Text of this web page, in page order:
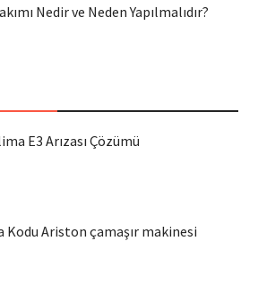
Nedir ve Neden Yapılmalıdır?
E3 Arızası Çözümü
Kodu Ariston çamaşır makinesi